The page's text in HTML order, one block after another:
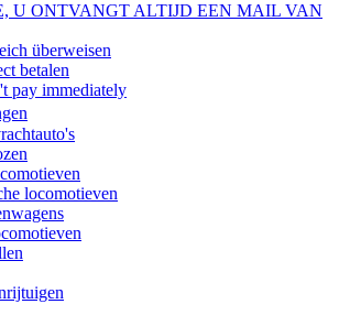
U ONTVANGT ALTIJD EEN MAIL VAN
überweisen
betalen
pay immediately
locomotieven